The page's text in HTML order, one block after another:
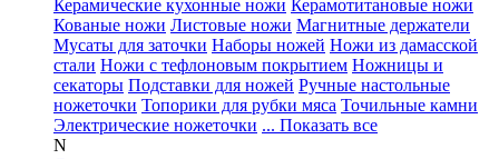
Керамические кухонные ножи Керамотитановые ножи
Кованые ножи Листовые ножи Магнитные держатели
Мусаты для заточки Наборы ножей Ножи из дамасской
стали Ножи с тефлоновым покрытием Ножницы и
секаторы Подставки для ножей Ручные настольные
ножеточки Топорики для рубки мяса Точильные камни
Электрические ножеточки ... Показать все
N